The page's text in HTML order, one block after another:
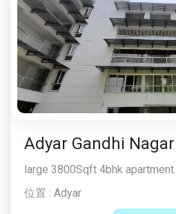
Adyar Gandhi Nagar
large 3800Sqft 4bhk apartment.
位置 : Adyar